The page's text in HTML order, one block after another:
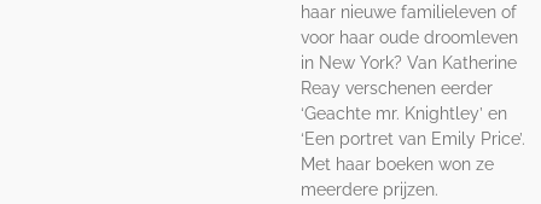
haar nieuwe familieleven of
voor haar oude droomleven
in New York? Van Katherine
Reay verschenen eerder
‘Geachte mr. Knightley’ en
‘Een portret van Emily Price’.
Met haar boeken won ze
meerdere prijzen.